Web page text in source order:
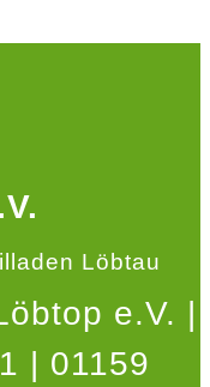
Löbtau
e.V. |
| 01159